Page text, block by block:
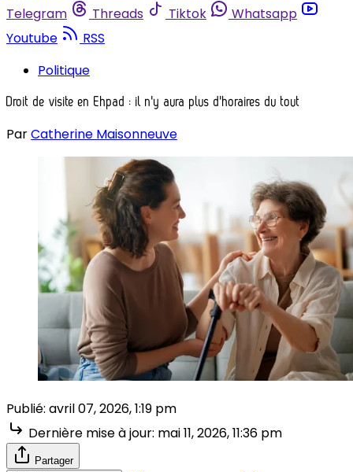
Telegram
Threads Tiktok
Whatsapp
Youtube
RSS
Politique
Droit de visite en Ehpad : il n'y aura plus d'horaires du tout
ParCatherine Maisonneuve
Publié: avril 07, 2026, 1:19 pm
Dernière mise à jour: mai 11, 2026, 11:36 pm
Partager